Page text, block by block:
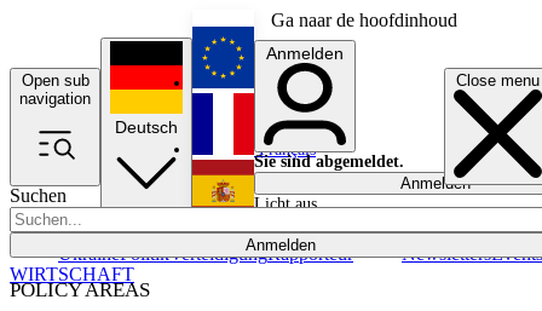
Ga naar de hoofdinhoud
Open sub
navigation
Close menu
Suchen
Anmelden
POLICY AREAS
UkrainePolitikVerteidigungRapporteur NewslettersEvents
Deutsch
English
Français
Anmelden
Sie sind abgemeldet.
Anmelden
Licht aus
WIRTSCHAFT